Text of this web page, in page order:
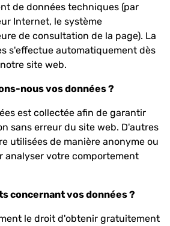
de données techniques (par
Internet, le système
de consultation de la page). La
s'effectue automatiquement dès
site web.
nous vos données ?
est collectée afin de garantir
sans erreur du site web. D'autres
utilisées de manière anonyme ou
analyser votre comportement
concernant vos données ?
le droit d'obtenir gratuitement